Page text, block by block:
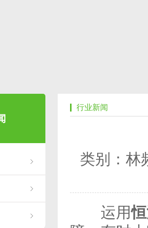
行业新闻
类别：林
运用